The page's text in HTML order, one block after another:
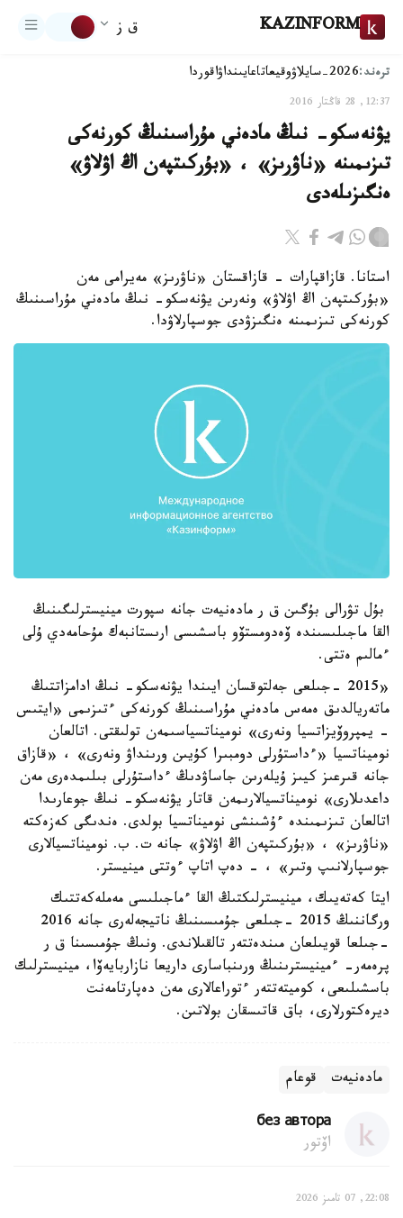
KAZINFORM ق ز
ترەند:2026-سايلاۋ وقيعاتاعايىنداۋاقوردا
12:37, 28 قاڭتار 2016
يۋنەسكو- نىڭ مادەني مۇراسىنىڭ كورنەكى
تىزىمىنە «ناۋرىز» ، «بۇركىتپەن اڭ اۋلاۋ»
ەنگىزىلەدى
استانا. قازاقپارات - قازاقستان «ناۋرىز» مەيرامى مەن
«بۇركىتپەن اڭ اۋلاۋ» ونەرىن يۋنەسكو- نىڭ مادەني مۇراسىنىڭ
كورنەكى تىزىمىنە ەنگىزۋدى جوسپارلاۋدا.
بۇل تۋرالى بۇگىن ق ر مادەنيەت جانە سپورت مينيسترلىگىنىڭ
القا ماجىلىسىندە ۆەدومستۆو باسشىسى ارىستانبەك مۇحامەدي ۇلى
ءمالىم ەتتى.
«2015 -جىلعى جەلتوقسان ايىندا يۋنەسكو- نىڭ ادامزاتتىڭ
ماتەريالدىق ەمەس مادەني مۇراسىنىڭ كورنەكى ءتىزىمى «ايتىس
- يمپروۆيزاتسيا ونەرى» نوميناتسياسىمەن تولىقتى. اتالعان
نوميناتسيا «ءداستۇرلى دومبىرا كۇيىن ورىنداۋ ونەرى» ، «قازاق
جانە قىرعىز كيىز ۇيلەرىن جاساۋدىڭ ءداستۇرلى بىلىمدەرى مەن
داعدىلارى» نوميناتسيالارىمەن قاتار يۋنەسكو- نىڭ جوعارىدا
اتالعان تىزىمىندە ءۇشىنشى نوميناتسيا بولدى. ەندىگى كەزەكتە
«ناۋرىز» ، «بۇركىتپەن اڭ اۋلاۋ» جانە ت. ب. نوميناتسيالارى
جوسپارلانىپ وتىر» ، - دەپ اتاپ ءوتتى مينيستر.
ايتا كەتەيىك، مينيسترلىكتىڭ القا ءماجىلىسى مەملەكەتتىك
ورگاننىڭ 2015 -جىلعى جۇمىسىنىڭ ناتيجەلەرى جانە 2016
-جىلعا قويىلعان مىندەتتەر تالقىلاندى. ونىڭ جۇمىسىنا ق ر
پرەمەر- ءمينيسترىنىڭ ورىنباسارى داريعا نازاربايەۆا، مينيسترلىك
باسشىلىعى، كوميتەتتەر ءتوراعالارى مەن دەپارتامەنت
ديرەكتورلارى، باق قاتىسقان بولاتىن.
مادەنيەت قوعام
без автора
اۆتور
22:08, 07 تامىز 2026